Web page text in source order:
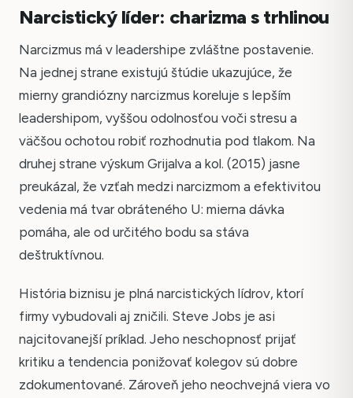
Narcistický líder: charizma s trhlinou
Narcizmus má v leadershipe zvláštne postavenie.
Na jednej strane existujú štúdie ukazujúce, že
mierny grandiózny narcizmus koreluje s lepším
leadershipom, vyššou odolnosťou voči stresu a
väčšou ochotou robiť rozhodnutia pod tlakom. Na
druhej strane výskum Grijalva a kol. (2015) jasne
preukázal, že vzťah medzi narcizmom a efektivitou
vedenia má tvar obráteného U: mierna dávka
pomáha, ale od určitého bodu sa stáva
deštruktívnou.
História biznisu je plná narcistických lídrov, ktorí
firmy vybudovali aj zničili. Steve Jobs je asi
najcitovanejší príklad. Jeho neschopnosť prijať
kritiku a tendencia ponižovať kolegov sú dobre
zdokumentované. Zároveň jeho neochvejná viera vo